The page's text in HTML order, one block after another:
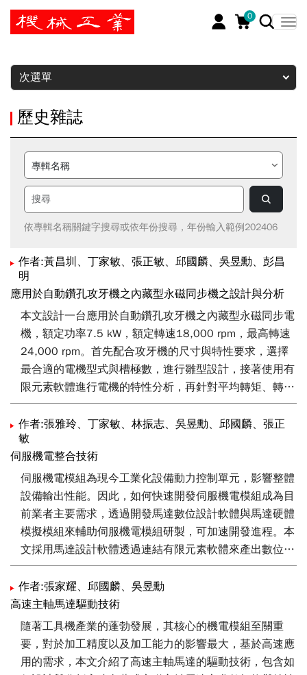
0
暫停
次選單
歷史雜誌
依專輯名稱關鍵字搜尋或依年份搜尋，年份輸入範例202406
作者:黃昌圳、丁家敏、張正敏、邱國麟、吳昱勳、彭昌
明
應用於自動鑽孔攻牙機之內藏型永磁同步機之設計與分析
本文設計一台應用於自動鑽孔攻牙機之內藏型永磁同步電
機，額定功率7.5 kW，額定轉速18,000 rpm，最高轉速
24,000 rpm。首先配合攻牙機的尺寸與特性要求，選擇
最合適的電機型式與槽極數，進行雛型設計，接著使用有
限元素軟體進行電機的特性分析，再針對平均轉矩、轉矩
漣波、與效率等三項使用模糊田口法結合有限元素分析作
優化，最後完成組裝與測試。
作者:張雅玲、丁家敏、林振志、吳昱勳、邱國麟、張正
敏
伺服機電整合技術
伺服機電模組為現今工業化設備動力控制單元，影響整體
設備輸出性能。因此，如何快速開發伺服機電模組成為目
前業者主要需求，透過開發馬達數位設計軟體與馬達硬體
模擬模組來輔助伺服機電模組研製，可加速開發進程。本
文採用馬達設計軟體透過連結有限元素軟體來產出數位雙
生模型，以協助馬達設計開發；馬達硬體模擬模組用來輔
助馬達驅動器開發，將馬達硬體模擬模組與馬達驅動器以
實際硬體方式連接，透過硬體在環概念，實現馬達驅動器
功能模擬測試，降低開發風險與成本。透過馬達數位設計
軟體與馬達硬體模擬模組的整合，協助伺服機電設計，達
到虛實整合之目標，提升國產伺服機電模組之競爭力。
作者:張家耀、邱國麟、吳昱勳
高速主軸馬達驅動技術
隨著工具機產業的蓬勃發展，其核心的機電模組至關重
要，對於加工精度以及加工能力的影響最大，基於高速應
用的需求，本文介紹了高速主軸馬達的驅動技術，包含如